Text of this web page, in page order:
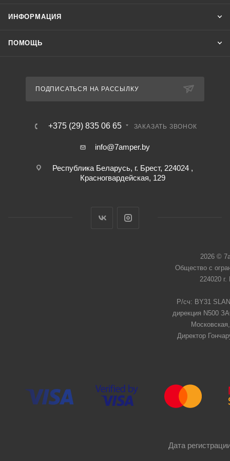
ИНФОРМАЦИЯ
ПОМОЩЬ
ПОДПИСАТЬСЯ НА РАССЫЛКУ
+375 (29) 835 06 65 ЗАКАЗАТЬ ЗВОНОК
info@7amper.by
Республика Беларусь, г. Брест, 224024 ,
Красногвардейская, 129
2026 ©
Общество с
224020
Р/сч: BY31
дирекция N500
Директор
Дата